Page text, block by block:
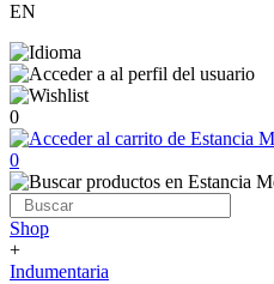
EN
0
0
Shop
+
Indumentaria